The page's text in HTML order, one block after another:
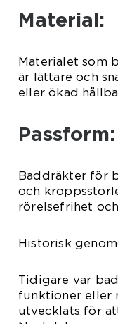
Material:
Materialet som
är lättare och
eller ökad
Passform:
Baddräkter för
och
rörelsefrihet
Historisk
Tidigare var
funktioner eller
utvecklats för